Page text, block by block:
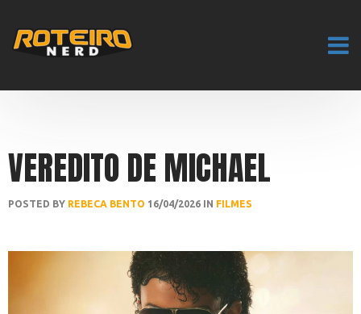
VEREDITO DE MICHAEL
POSTED BY REBECA BENTO 16/04/2026 IN FILMES